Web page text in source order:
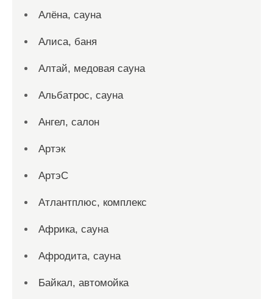
Алёна, сауна
Алиса, баня
Алтай, медовая сауна
Альбатрос, сауна
Ангел, салон
Артэк
АртэС
Атлантплюс, комплекс
Африка, сауна
Афродита, сауна
Байкал, автомойка